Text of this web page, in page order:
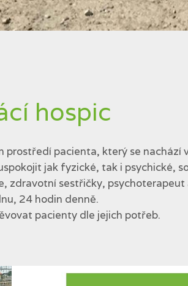
hospic
prostředí pacienta, který se nachází
jak fyzické, tak i psychické,
zdravotní sestřičky, psychoterapeut
24 hodin denně.
pacienty dle jejich potřeb.